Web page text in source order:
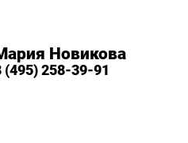
Новикова
(495) 258-39-91